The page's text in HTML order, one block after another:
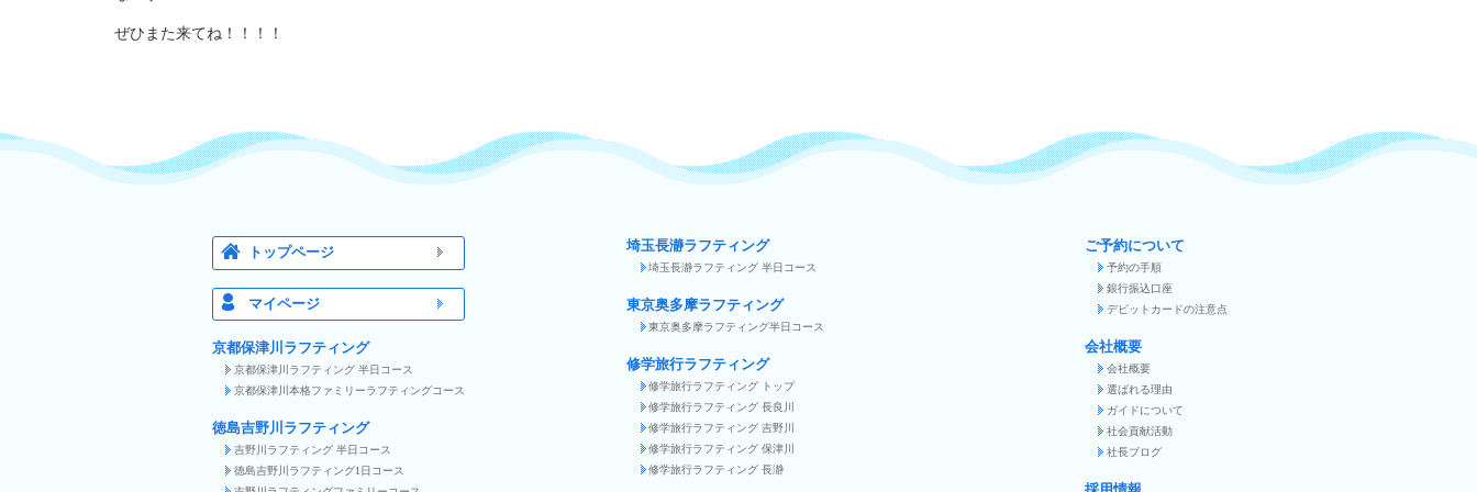
ぜひまた来てね！！！！
トップページ
マイページ
京都保津川ラフティング
京都保津川ラフティング 半日コース
京都保津川本格ファミリーラフティングコース
徳島吉野川ラフティング
吉野川ラフティング 半日コース
徳島吉野川ラフティング1日コース
埼玉長瀞ラフティング
埼玉長瀞ラフティング 半日コース
東京奥多摩ラフティング
東京奥多摩ラフティング半日コース
修学旅行ラフティング
修学旅行ラフティング トップ
修学旅行ラフティング 長良川
修学旅行ラフティング 吉野川
修学旅行ラフティング 保津川
修学旅行ラフティング 長瀞
ご予約について
予約の手順
銀行振込口座
デビットカードの注意点
会社概要
会社概要
選ばれる理由
ガイドについて
社会貢献活動
社長ブログ